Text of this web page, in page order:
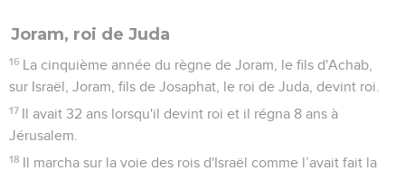
Joram, roi de Juda
16 La cinquième année du règne de Joram, le fils d'Achab,
sur Israël, Joram, fils de Josaphat, le roi de Juda, devint roi.
17 Il avait 32 ans lorsqu'il devint roi et il régna 8 ans à
Jérusalem.
18 Il marcha sur la voie des rois d'Israël comme l’avait fait la